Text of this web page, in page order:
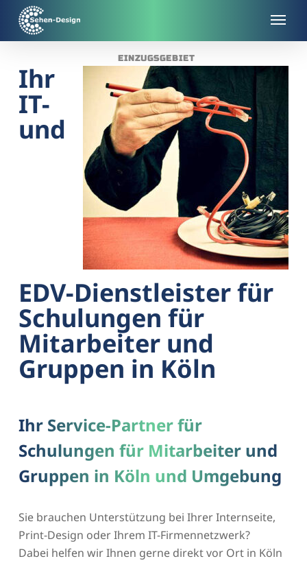
main
EINZUGSGEBIET
Ihr
IT-
und
EDV-Dienstleister für
Schulungen für
Mitarbeiter und
Gruppen in Köln
Ihr Service-Partner für
Schulungen für Mitarbeiter und
Gruppen in Köln und Umgebung
Sie brauchen Unterstützung bei Ihrer Internseite,
Print-Design oder Ihrem IT-Firmennetzwerk?
Dabei helfen wir Ihnen gerne direkt vor Ort in Köln